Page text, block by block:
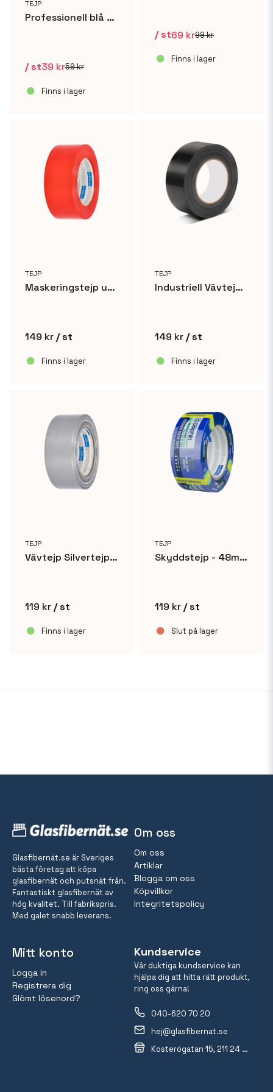
TEJP
Professionell blå målartejp 25mm x 50m
59 kr
39 kr
/ st
Finns i lager
99 kr
69 kr
/ st
Finns i lager
TEJP
Maskeringstejp utomhus - 48mm x 50m
149 kr / st
Finns i lager
TEJP
Industriell Vävtejp Silvertejp 48mm x 50m
149 kr / st
Finns i lager
TEJP
Vävtejp Silvertejp 48mm x 50m
119 kr / st
Finns i lager
TEJP
Skyddstejp - 48mm x 50m
119 kr / st
Slut på lager
Glasfibernät.se är Sveriges
bästa företag att köpa
glasfibernät och putsnät från.
Fantastiskt glasfibernät av
hög kvalitet. Till fabrikspris.
Med galet snabb leverans.
Om oss
Om oss
Artiklar
Blogga om oss
Köpvillkor
Integritetspolicy
Mitt konto
Logga in
Registrera dig
Glömt lösenord?
Kundservice
Vår duktiga kundservice kan
hjälpa dig att hitta rätt produkt,
ring oss gärna!
040-620 70 20
hej@glasfibernat.se
Kosterögatan 15, 211 24 Malmö